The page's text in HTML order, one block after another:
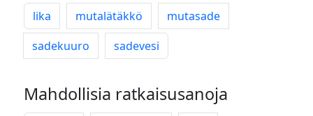
lika mutalätäkkö
mutasade
sadekuuro
sadevesi
Mahdollisia ratkaisusanoja